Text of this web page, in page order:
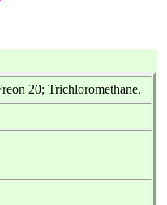
20; Trichloromethane.